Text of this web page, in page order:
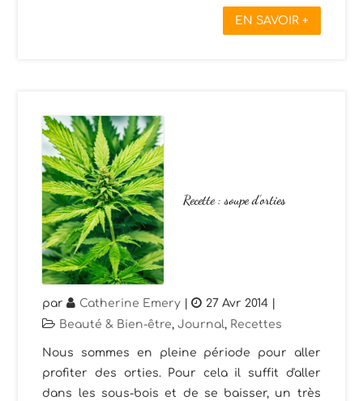
EN SAVOIR +
Recette : soupe d’orties
par Catherine Emery | 27 Avr 2014
Beauté & Bien-être,Journal, Recettes
Nous sommes en pleine période pour aller
profiter des orties. Pour cela il suffit d'aller
dans les sous-bois et de se baisser, un très